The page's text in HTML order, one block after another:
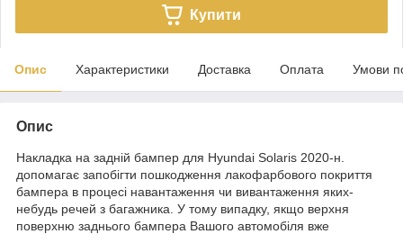
Купити
Опис Характеристики Доставка Оплата Умови
Опис
Накладка на задній бампер для Hyundai Solaris 2020-н.
допомагає запобігти пошкодження лакофарбового покриття
бампера в процесі навантаження чи вивантаження яких-
небудь речей з багажника. У тому випадку, якщо верхня
поверхню заднього бампера Вашого автомобіля вже